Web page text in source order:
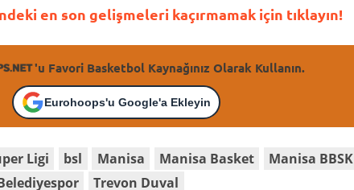
en son gelişmeleri kaçırmamak için tıklayın!
'u Favori Basketbol Kaynağınız Olarak Kullanın.
Eurohoops'u Google'a Ekleyin
Ligi bsl Manisa Manisa Basket
Manisa BBSK
Trevon Duval